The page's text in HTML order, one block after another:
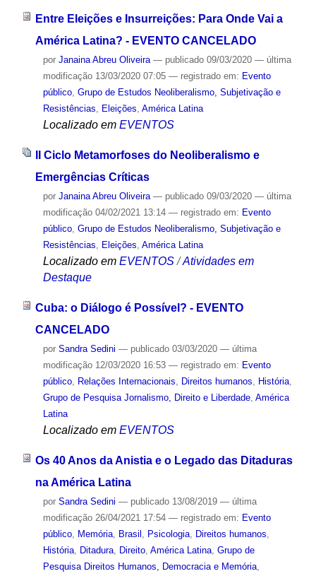
Entre Eleições e Insurreições: Para Onde Vai a
América Latina? - EVENTO CANCELADO
por Janaina Abreu Oliveira — publicado09/03/2020 — última
modificação13/03/2020 07:05 — registrado em: Evento
público, Grupo de Estudos Neoliberalismo, Subjetivação e
Resistências, Eleições, América Latina
Localizado em EVENTOS
II Ciclo Metamorfoses do Neoliberalismo e
Emergências Críticas
por Janaina Abreu Oliveira — publicado09/03/2020 — última
modificação04/02/2021 13:14 — registrado em: Evento
público, Grupo de Estudos Neoliberalismo, Subjetivação e
Resistências, Eleições, América Latina
Localizado em EVENTOS /Atividades em
Destaque
Cuba: o Diálogo é Possível? - EVENTO
CANCELADO
por Sandra Sedini — publicado03/03/2020 — última
modificação12/03/2020 16:53 — registrado em: Evento
público, Relações Internacionais Direitos humanos História,
Grupo de Pesquisa Jornalismo, Direito e Liberdade, América
Latina
Localizado em EVENTOS
Os 40 Anos da Anistia e o Legado das Ditaduras
na América Latina
por Sandra Sedini — publicado13/08/2019 — última
modificação26/04/2021 17:54 — registrado em: Evento
público, Memória, Brasil Psicologia, Direitos humanos
História, Ditadura, Direito, América Latina, Grupo de
Pesquisa Direitos Humanos, Democracia e Memória,